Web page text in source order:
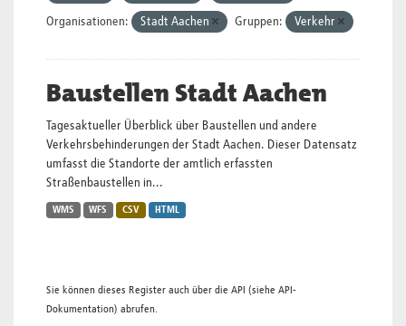
Organisationen: Stadt Aachen Gruppen: Verkehr
Baustellen Stadt Aachen
Tagesaktueller Überblick über Baustellen und andere
Verkehrsbehinderungen der Stadt Aachen. Dieser Datensatz
umfasst die Standorte der amtlich erfassten
Straßenbaustellen in...
WMS WFS CSV HTML
Sie können dieses Register auch über die API (siehe API-
Dokumentation) abrufen.